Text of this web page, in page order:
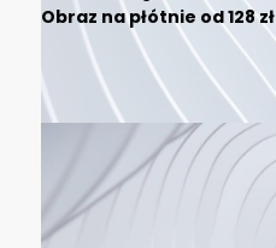
Obraz na płótnie od 128 zł